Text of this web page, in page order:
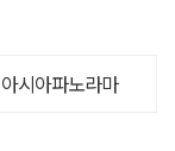
아시아파노라마